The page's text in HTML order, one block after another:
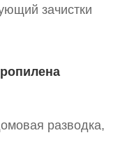
зачистки
разводка,